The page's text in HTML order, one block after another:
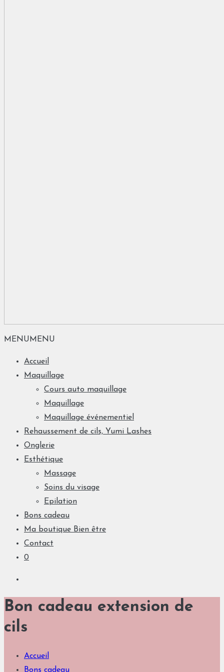
MENU MENU
Accueil
Maquillage
Cours auto maquillage
Maquillage
Maquillage événementiel
Rehaussement de cils, Yumi Lashes
Onglerie
Esthétique
Massage
Soins du visage
Epilation
Bons cadeau
Ma boutique Bien être
Contact
0
Bon cadeau extension de
cils
Accueil
Bons cadeau